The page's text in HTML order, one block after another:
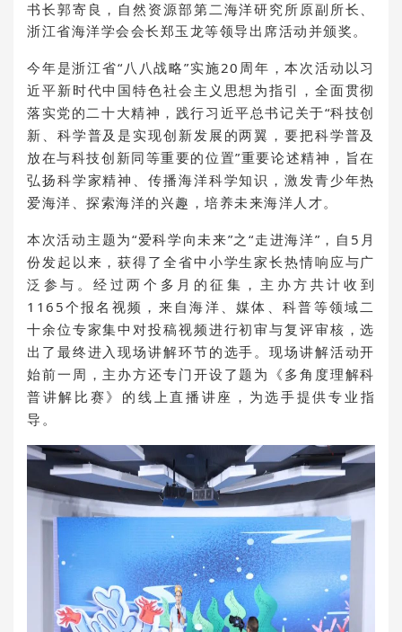
书长郭寄良，自然资源部第二海洋研究所原副所长、
浙江省海洋学会会长郑玉龙等领导出席活动并颁奖。
今年是浙江省“八八战略”实施20周年，本次活动以习
近平新时代中国特色社会主义思想为指引，全面贯彻
落实党的二十大精神，践行习近平总书记关于“科技创
新、科学普及是实现创新发展的两翼，要把科学普及
放在与科技创新同等重要的位置”重要论述精神，旨在
弘扬科学家精神、传播海洋科学知识，激发青少年热
爱海洋、探索海洋的兴趣，培养未来海洋人才。
本次活动主题为“爱科学向未来”之“走进海洋”，自5月
份发起以来，获得了全省中小学生家长热情响应与广
泛参与。经过两个多月的征集，主办方共计收到
1165个报名视频，来自海洋、媒体、科普等领域二
十余位专家集中对投稿视频进行初审与复评审核，选
出了最终进入现场讲解环节的选手。现场讲解活动开
始前一周，主办方还专门开设了题为《多角度理解科
普讲解比赛》的线上直播讲座，为选手提供专业指
导。